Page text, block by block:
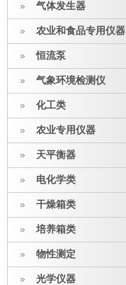
气体发生器
农业和食品专用仪器
恒流泵
气象环境检测仪
化工类
农业专用仪器
天平衡器
电化学类
干燥箱类
培养箱类
物性测定
光学仪器